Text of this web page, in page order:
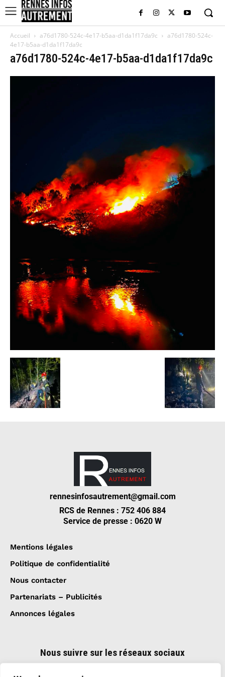
Accueil a76d1780-524c-4e17-b5aa-d1da1f17da9c
a76d1780-524c-
4e17-b5aa-d1da1f17da9c
a76d1780-524c-4e17-b5aa-d1da1f17da9c
rennesinfosautrement@gmail.com
RCS de Rennes : 752 406 884
Service de presse : 0620 W
Mentions légales
Politique de confidentialité
Nous contacter
Partenariats – Publicités
Annonces légales
Nous suivre sur les réseaux sociaux